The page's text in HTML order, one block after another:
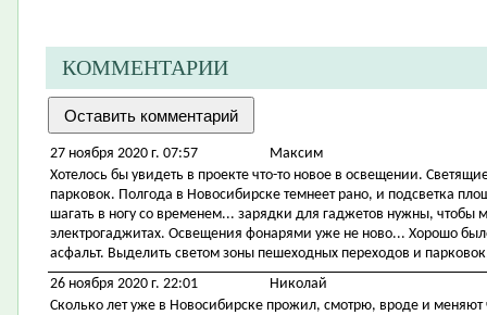
КОММЕНТАРИИ
27 ноября 2020 г. 07:57
Максим
Хотелось бы увидеть в проекте что-то новое в освещении.
парковок. Полгода в Новосибирске темнеет рано, и подсветка
шагать в ногу со временем... зарядки для гаджетов нужны,
электрогаджитах. Освещения фонарями уже не ново... Хорошо
асфальт. Выделить светом зоны пешеходных переходов и
26 ноября 2020 г. 22:01
Николай
Сколько лет уже в Новосибирске прожил, смотрю, вроде и меняют